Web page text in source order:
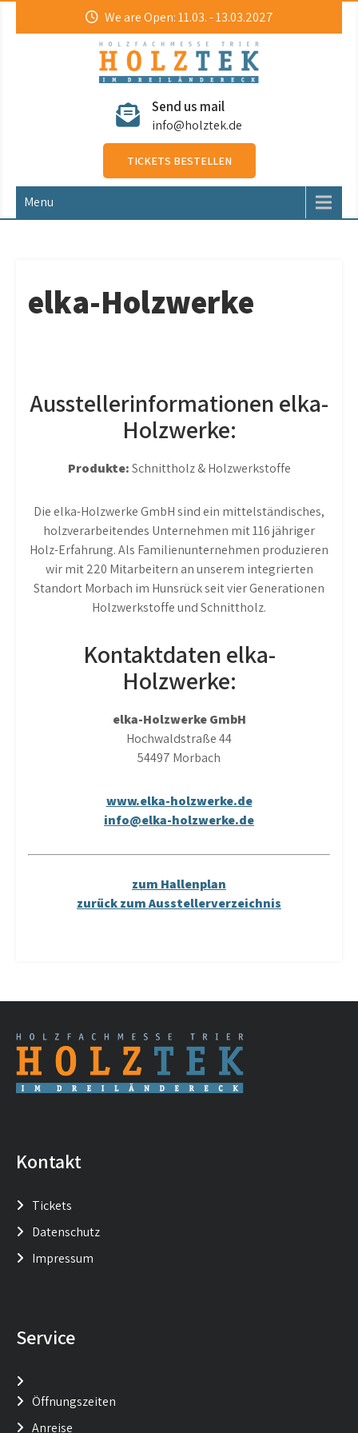
We are Open: 11.03. - 13.03.2027
HolzTek Send us mail
info@holztek.de
TICKETS BESTELLEN
Menu
elka-Holzwerke
Ausstellerinformationen elka-
Holzwerke:
Produkte:Schnittholz & Holzwerkstoffe
Die elka-Holzwerke GmbH sind ein mittelständisches,
holzverarbeitendes Unternehmen mit 116 jähriger
Holz-Erfahrung. Als Familienunternehmen produzieren
wir mit 220 Mitarbeitern an unserem integrierten
Standort Morbach im Hunsrück seit vier Generationen
Holzwerkstoffe und Schnittholz.
Kontaktdaten elka-
Holzwerke:
elka-Holzwerke GmbH
Hochwaldstraße 44
54497 Morbach
www.elka-holzwerke.de
info@elka-holzwerke.de
zum Hallenplan
zurück zum Ausstellerverzeichnis
Kontakt
Tickets
Datenschutz
Impressum
Service
Öffnungszeiten
Anreise